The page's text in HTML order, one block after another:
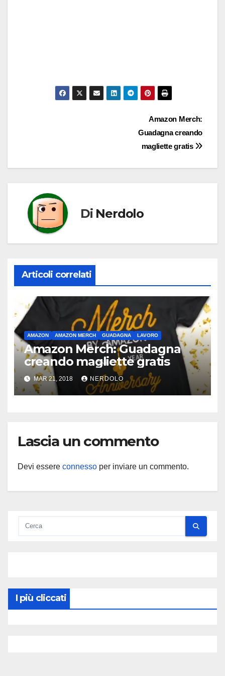
Amazon Merch:
Guadagna creando
magliette gratis
Di Nerdolo
Articoli correlati
AMAZON AMAZON MERCH GUADAGNA LAVORO
Amazon Merch: Guadagna
creando magliette gratis
MAR 21, 2018 NERDOLO
Lascia un commento
Devi essere connesso per inviare un commento.
I più cliccati